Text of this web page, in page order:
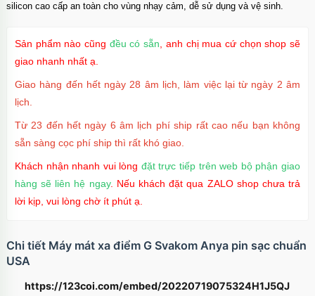
silicon cao cấp an toàn cho vùng nhạy cảm, dễ sử dụng và vệ sinh.
Sản phẩm nào cũng đều có sẵn , anh chị mua cứ chọn shop sẽ
giao nhanh nhất ạ.
Giao hàng đến hết ngày 28 âm lịch, làm việc lại từ ngày 2 âm
lịch.
Từ 23 đến hết ngày 6 âm lịch phí ship rất cao nếu bạn không
sẵn sàng cọc phí ship thì rất khó giao.
Khách nhận nhanh vui lòng đặt trực tiếp trên web bộ phận giao
hàng sẽ liên hệ ngay. Nếu khách đặt qua ZALO shop chưa trả
lời kịp, vui lòng chờ ít phút ạ.
Chi tiết Máy mát xa điểm G Svakom Anya pin sạc chuẩn
USA
https://123coi.com/embed/20220719075324H1J5QJ